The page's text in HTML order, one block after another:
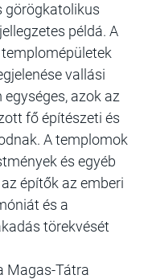
görögkatolikus
példá. A
vallási
azok az
fő építészeti és
A templomok
és egyéb
építők az emberi
és a
törekvését
Magas-Tátra